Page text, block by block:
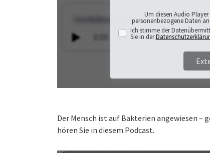
Um diesen Audio
personenbezogene Daten
Ich stimme der
Sie in der
Der Mensch ist auf Bakterien angewiesen –
hören Sie in diesem Podcast.